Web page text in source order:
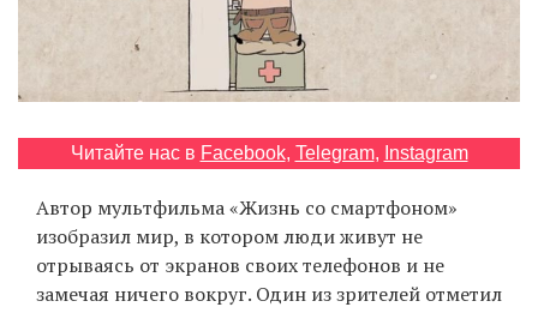
Читайте нас в Facebook, Telegram, Instagram
Автор мультфильма «Жизнь со смартфоном»
изобразил мир, в котором люди живут не
отрываясь от экранов своих телефонов и не
замечая ничего вокруг. Один из зрителей отметил